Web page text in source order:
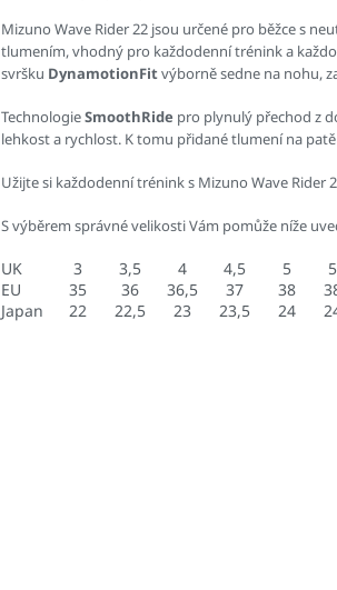
Mizuno Wave Rider 22 jsou určené pro běžce s
tlumením, vhodný pro každodenní trénink a
svršku DynamotionFitvýborně sedne na nohu,
TechnologieSmoothRide pro plynulý přechod z
lehkost a rychlost. K tomu přidané tlumení na patě
Užijte si každodenní trénink s Mizuno Wave Rider
S výběrem správné velikosti Vám pomůže níže
UK 3 3,5 4 4,5 5
EU
35 36 36,5 37 38
Japan
22 22,5 23 23,5 24